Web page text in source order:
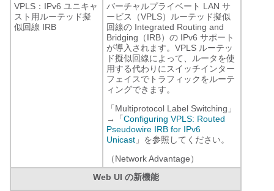
VPLS：IPv6 ユニキャ
スト用ルーテッド擬
似回線 IRB
バーチャルプライベート LAN サ
ービス（VPLS）ルーテッド擬似
回線の Integrated Routing and
Bridging（IRB）の IPv6 サポート
が導入されます。VPLS ルーテッ
ド擬似回線によって、ルータを使
用する代わりにスイッチインター
フェイスでトラフィックをルーテ
ィングできます。
「Multiprotocol Label Switching」
→「Configuring VPLS: Routed
Pseudowire IRB for IPv6
Unicast 」を参照してください。
（Network Advantage）
Web UI の新機能